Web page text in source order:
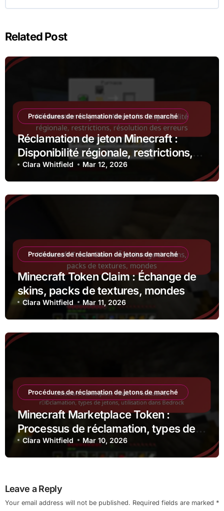
Related Post
Procédures de réclamation de jetons de marché
Réclamation de jeton Minecraft :
Disponibilité régionale, restrictions,
résolution des erreurs
Clara Whitfield Mar 12, 2026
Procédures de réclamation de jetons de marché
Minecraft Token Claim : Échange de
skins, packs de textures, mondes
Clara Whitfield Mar 11, 2026
Procédures de réclamation de jetons de marché
Minecraft Marketplace Token :
Processus de réclamation, types de
jetons, utilisation dans Bedrock
Clara Whitfield Mar 10, 2026
Leave a Reply
Your email address will not be published. Required fields are marked *